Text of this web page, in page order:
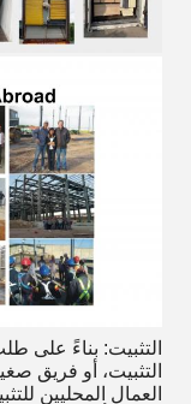
التثبيت: بناءً على
التثبيت، أو فريق
العمال المحليين